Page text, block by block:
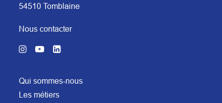
54510 Tomblaine
Nous contacter
Qui sommes-nous
Les métiers